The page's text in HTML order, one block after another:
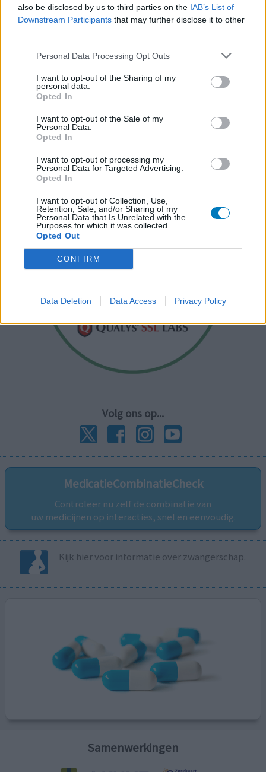
also be disclosed by us to third parties on the IAB’s List of
Downstream Participants that may further disclose it to other
Personal Data Processing Opt Outs
I want to opt-out of the Sharing of my
personal data.
Opted In
I want to opt-out of the Sale of my
Personal Data.
Opted In
I want to opt-out of processing my
Personal Data for Targeted Advertising.
Opted In
I want to opt-out of Collection, Use,
Retention, Sale, and/or Sharing of my
Personal Data that Is Unrelated with the
Purposes for which it was collected.
Opted Out
CONFIRM
Data Deletion Data Access Privacy Policy
Volg ons op...
MedicatieCombinatieCheck
Controleer nu zelf de combinatie van
uw medicijnen op interacties, snel en eenvoudig.
Kijk hier voor informatie over zwangerschap.
Samenwerkingen